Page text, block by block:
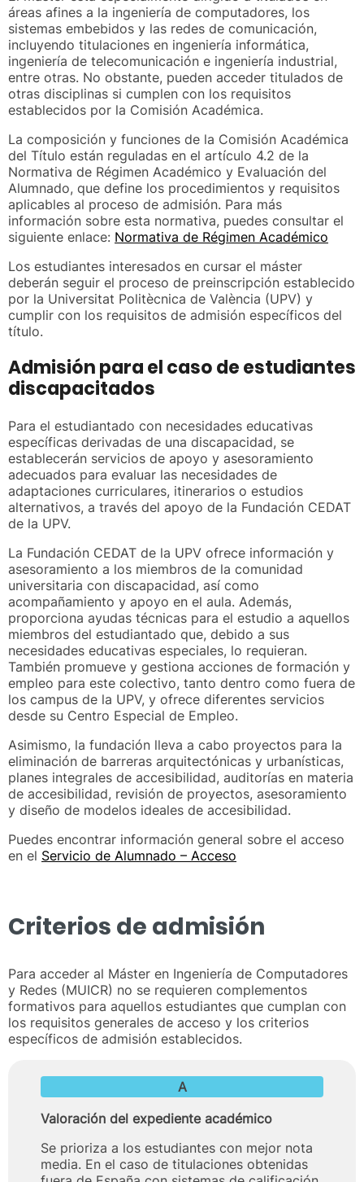
áreas afines a la ingeniería de computadores, los
sistemas embebidos y las redes de comunicación,
incluyendo titulaciones en ingeniería informática,
ingeniería de telecomunicación e ingeniería industrial,
entre otras. No obstante, pueden acceder titulados de
otras disciplinas si cumplen con los requisitos
establecidos por la Comisión Académica.
La composición y funciones de la Comisión Académica
del Título están reguladas en el artículo 4.2 de la
Normativa de Régimen Académico y Evaluación del
Alumnado, que define los procedimientos y requisitos
aplicables al proceso de admisión. Para más
información sobre esta normativa, puedes consultar el
siguiente enlace: Normativa de Régimen Académico
Los estudiantes interesados en cursar el máster
deberán seguir el proceso de preinscripción establecido
por la Universitat Politècnica de València (UPV) y
cumplir con los requisitos de admisión específicos del
título.
Admisión para el caso de estudiantes
discapacitados
Para el estudiantado con necesidades educativas
específicas derivadas de una discapacidad, se
establecerán servicios de apoyo y asesoramiento
adecuados para evaluar las necesidades de
adaptaciones curriculares, itinerarios o estudios
alternativos, a través del apoyo de la Fundación CEDAT
de la UPV.
La Fundación CEDAT de la UPV ofrece información y
asesoramiento a los miembros de la comunidad
universitaria con discapacidad, así como
acompañamiento y apoyo en el aula. Además,
proporciona ayudas técnicas para el estudio a aquellos
miembros del estudiantado que, debido a sus
necesidades educativas especiales, lo requieran.
También promueve y gestiona acciones de formación y
empleo para este colectivo, tanto dentro como fuera de
los campus de la UPV, y ofrece diferentes servicios
desde su Centro Especial de Empleo.
Asimismo, la fundación lleva a cabo proyectos para la
eliminación de barreras arquitectónicas y urbanísticas,
planes integrales de accesibilidad, auditorías en materia
de accesibilidad, revisión de proyectos, asesoramiento
y diseño de modelos ideales de accesibilidad.
Puedes encontrar información general sobre el acceso
en el Servicio de Alumnado – Acceso
Criterios de admisión
Para acceder al Máster en Ingeniería de Computadores
y Redes (MUICR) no se requieren complementos
formativos para aquellos estudiantes que cumplan con
los requisitos generales de acceso y los criterios
específicos de admisión establecidos.
A
Valoración del expediente académico
Se prioriza a los estudiantes con mejor nota
media. En el caso de titulaciones obtenidas